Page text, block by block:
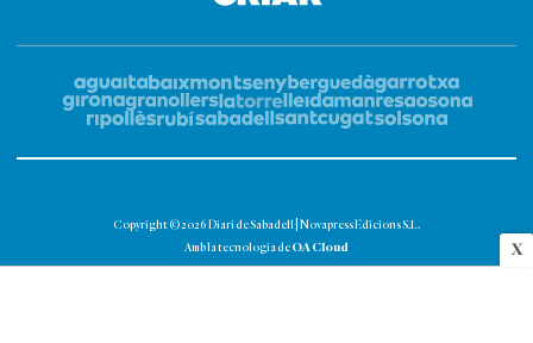
X
Copyright © 2026 Diari de Sabadell | Novapress Edicions S.L.
Amb la tecnologia de OA Cloud